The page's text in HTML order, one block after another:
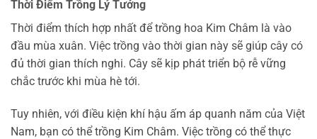
Thời Điểm Trồng Lý Tưởng
Thời điểm thích hợp nhất để trồng hoa Kim Châm là vào
đầu mùa xuân. Việc trồng vào thời gian này sẽ giúp cây có
đủ thời gian thích nghi. Cây sẽ kịp phát triển bộ rễ vững
chắc trước khi mùa hè tới.
Tuy nhiên, với điều kiện khí hậu ấm áp quanh năm của Việt
Nam, bạn có thể trồng Kim Châm. Việc trồng có thể thực